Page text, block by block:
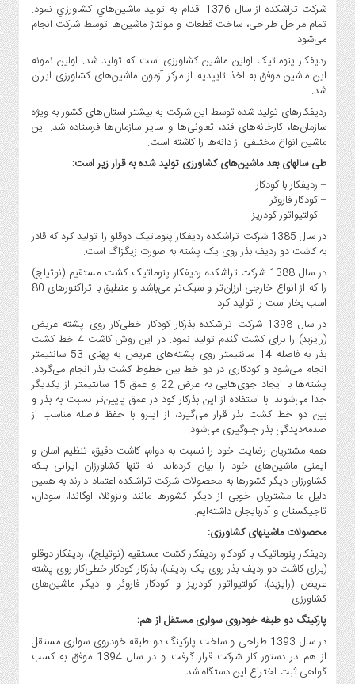
ارز
دیجیتال
کشاورزی
و
صنایع
غذایی
سیاسی
و
بین
الملل
نگاه
روز
گوناگون
شرکت تراشکده از سال 1376 اقدام به توليد ماشين‌هاي کشاورزي نمود.
تمام مراحل طراحی، ساخت قطعات و مونتاژ ماشین‌ها توسط شرکت انجام
می‌شود.
ردیفکار پنوماتیک اولین ماشین کشاورزی است که تولید شد. اولین نمونه
این ماشین موفق به اخذ تاییدیه از مرکز آزمون ماشین‌های کشاورزی ایران
شد.
ردیفکارهای تولید شده توسط این شرکت به بیشتر استان‌های کشور به ویژه
سازمان‌ها، کارخانه‌های قند، تعاونی‌ها و سایر سازمان‌ها فرستاده شد. این
ماشین انواع مختلفی از دانه‌ها را کاشته است.
طی سالهای بعد ماشین‌های کشاورزی تولید شده به قرار زیر است:
– ردیفکار با کودکار
– کودکار فاروئر
– کولتیواتور کودریز
در سال 1385 شرکت تراشکده رديفکار پنوماتيک دوقلو را تولید کرد که قادر
به کاشت دو ردیف بذر روی یک پشته به صورت زیگزاگ است.
در سال 1388 شرکت تراشکده رديفکار پنوماتيک کشت مستقيم (نوتيلج)
را که از انواع خارجی ارزان‌تر و سبک‌تر می‌باشد و منطبق با تراکتورهای 80
اسب بخار است را تولید کرد.
در سال 1398 شرکت تراشکده بذرکار کودکار خطی‌کار روی پشته عریض
(رایزبد) را برای کشت گندم تولید نمود. در این روش کاشت 4 خط کشت
بذر به فاصله 14 سانتیمتر روی پشته‌های عریض به پهنای 53 سانتیمتر
انجام می‌شود و کودکاری در دو خط بین خطوط کشت بذر انجام می‌گردد.
پشته‌ها با ایجاد جوی‌هایی به عرض 22 و عمق 15 سانتیمتر از یکدیگر
جدا می‌شوند. با استفاده از این بذرکار کود در عمق پایین‌تر نسبت به بذر و
بین دو خط کشت بذر قرار می‌گیرد، از اینرو با حفظ فاصله مناسب از
صدمه‌دیدگی بذر جلوگیری می‌شود.
همه مشتریان رضایت خود را نسبت به دوام، کاشت دقیق، تنظیم آسان و
ایمنی ماشین‌های خود را بیان کرده‌اند. نه تنها کشاورزان ایرانی بلکه
کشاورزان دیگر کشورها به محصولات شرکت تراشکده اعتماد دارند به همین
دلیل ما مشتریان خوبی از دیگر کشورها مانند ونزوئلا، اوگاندا، سودان،
تاجیکستان و آذربایجان داشته‌ایم.
محصولات ماشینهای کشاورزی:
ردیفکار پنوماتیک با کودکار، ردیفکار کشت مستقیم (نوتیلج)، ردیفکار دوقلو
(برای کاشت دو ردیف بذر روی یک ردیف)، بذرکار کودکار خطی‌کار روی پشته
عریض (رایزبد)، کولتیواتور کودریز و کودکار فاروئر و دیگر ماشین‌های
کشاورزی.
پارکینگ دو طبقه خودروی سواری مستقل از هم:
در سال 1393 طراحی و ساخت پارکینگ دو طبقه خودروی سواری مستقل
از هم در دستور کار شرکت قرار گرفت و در سال 1394 موفق به کسب
گواهی ثبت اختراع این دستگاه شد.